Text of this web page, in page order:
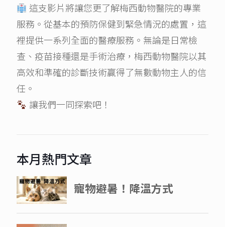
這支影片將讓您更了解梅西動物醫院的專業
服務。從基本的預防保健到緊急情況的處置，這
裡提供一系列全面的醫療服務。無論是日常檢
查、疫苗接種還是手術治療，梅西動物醫院以其
高效和準確的診斷技術贏得了無數動物主人的信
任。
讓我們一同探索吧！
本月熱門文章